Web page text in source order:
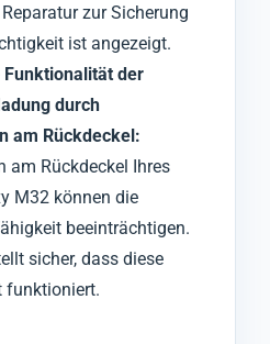
zur Sicherung
ist angezeigt.
Funktionalität der
durch
am Rückdeckel:
am Rückdeckel Ihres
M32 können die
beeinträchtigen.
sicher, dass diese
funktioniert.